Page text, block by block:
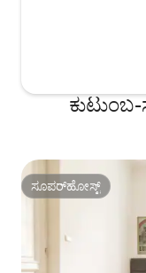
ಸೂಪರ್‌ಹೋಸ್ಟ್
ಸೂಪರ್‌ಹೋಸ್ಟ್